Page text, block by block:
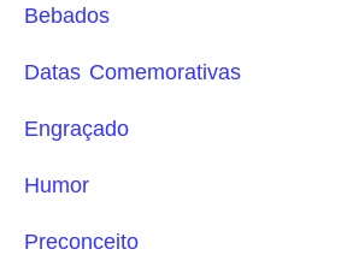
Bebados
Datas Comemorativas
Engraçado
Humor
Preconceito